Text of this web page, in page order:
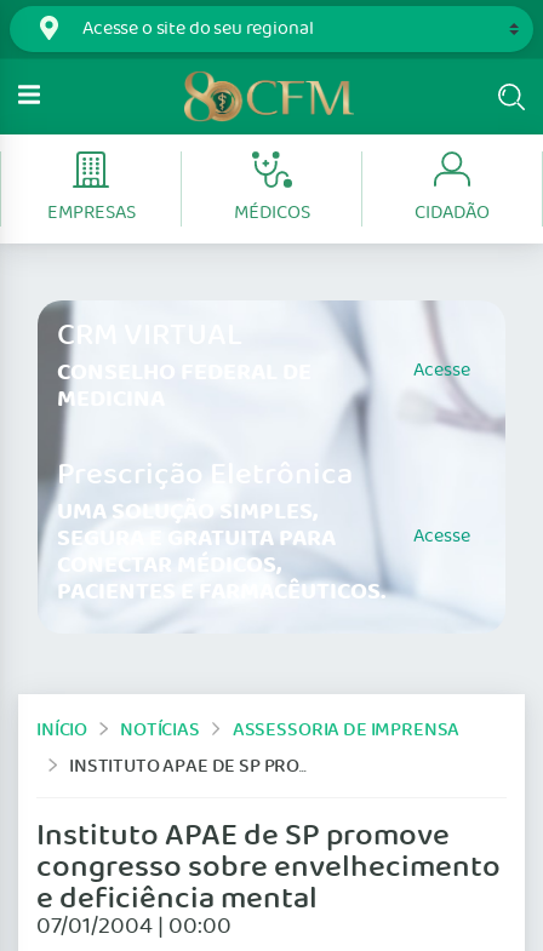
EMPRESAS MÉDICOS CIDADÃO
CRM VIRTUAL
CONSELHO FEDERAL DE
MEDICINA
Acesse
Prescrição Eletrônica
UMA SOLUÇÃO SIMPLES,
SEGURA E GRATUITA PARA
CONECTAR MÉDICOS,
PACIENTES E FARMACÊUTICOS.
Acesse
INÍCIO NOTÍCIAS
ASSESSORIA DE IMPRENSA
INSTITUTO APAE DE SP PROMOVE CONGRESSO SOBRE ENVELHECIMENTO E DEFICIÊNCIA MENTAL
Instituto APAE de SP promove
congresso sobre envelhecimento
e deficiência mental
07/01/2004 | 00:00